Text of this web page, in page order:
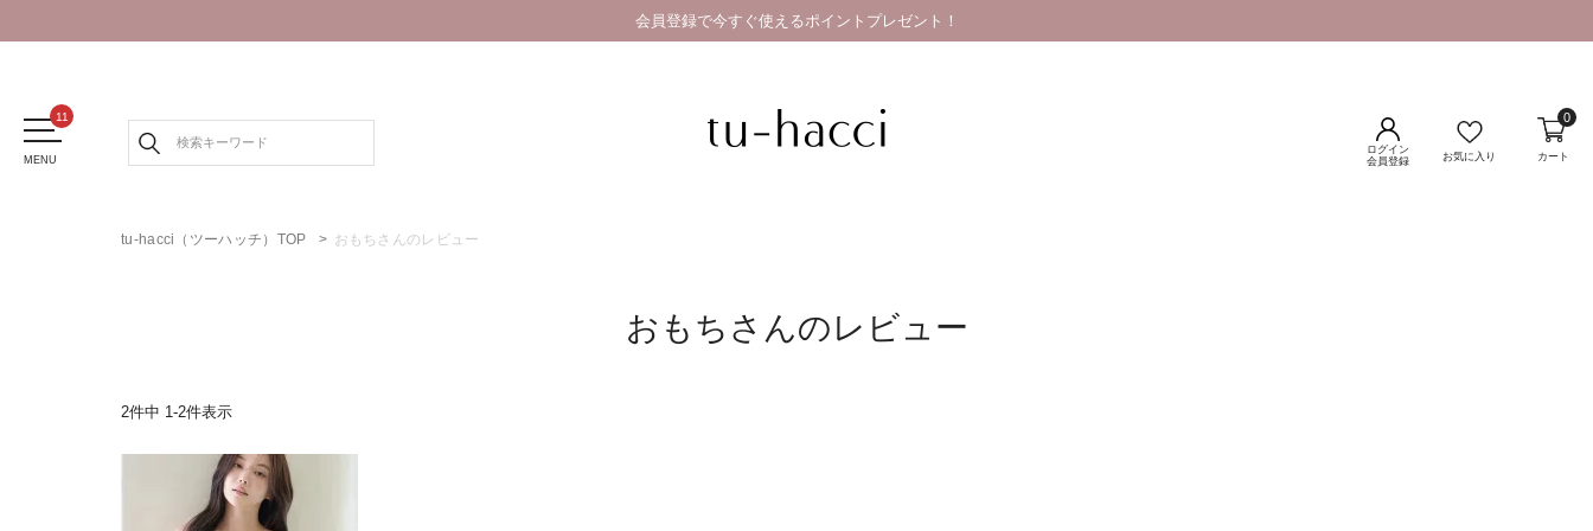
会員登録で今すぐ使えるポイントプレゼント！
MENU
ログイン
会員登録
お気に入り カート
0
tu-hacci（ツーハッチ）TOP おもちさんのレビュー
おもちさんのレビュー
2件中 1-2件表示